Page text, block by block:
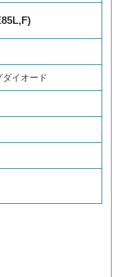
ダイオード